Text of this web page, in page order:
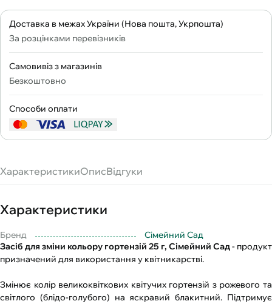
Доставка в межах України (Нова пошта, Укрпошта)
За розцінками перевізників
Самовивіз з магазинів
Безкоштовно
Способи оплати
ХарактеристикиОписВідгуки
Характеристики
Бренд
Сімейний Сад
Засіб для зміни кольору гортензій 25 г, Сімейний Сад- продукт
призначений для використання у квітникарстві.
Змінює колір великоквіткових квітучих гортензій з рожевого та
світлого (блідо-голубого) на яскравий блакитний. Підтримує